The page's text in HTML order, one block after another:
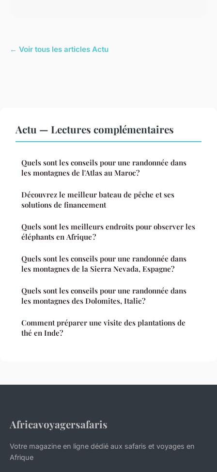
← Voir tous les articles Actu
Actu — Lectures complémentaires
Quels sont les conseils pour une randonnée dans
les montagnes de l'Atlas au Maroc ?
Découvrez le meilleur bateau de pêche et ses
solutions de financement
Quels sont les meilleurs endroits pour observer les
éléphants en Afrique ?
Quels sont les conseils pour une randonnée dans
les montagnes de la Sierra Nevada, Espagne?
Quels sont les conseils pour une randonnée dans
les montagnes des Dolomites, Italie?
Comment préparer une visite des plantations de
thé en Inde?
Africavoyagersafaris
Votre magazine en ligne dédié aux safaris et voyages en
Afrique